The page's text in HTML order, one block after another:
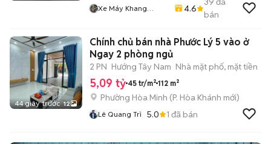
Xe Máy Khang
4.6
bán
44 giây trước 12
Chính chủ bán nhà Phước Lý 5 vào ở
Ngay 2 phòng ngủ
2 PN Hướng Tây Nam Nhà mặt phố, mặt tiền
5,09 tỷ 45 tr/m² 112 m²
Phường Hòa Minh (P. Hòa Khánh mới)
Lê Quang Trì 5.0 1 đã bán